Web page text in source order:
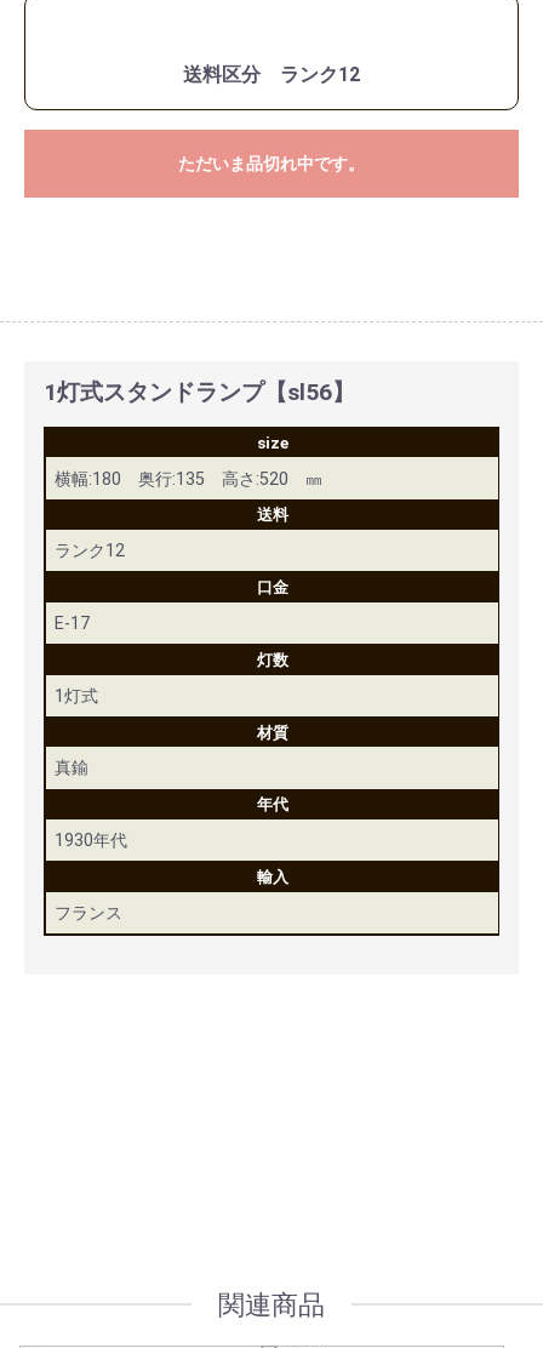
送料区分 ランク12
ただいま品切れ中です。
1灯式スタンドランプ【sl56】
size
横幅:180 奥行:135 高さ:520 ㎜
送料
ランク12
口金
E-17
灯数
1灯式
材質
真鍮
年代
1930年代
輸入
フランス
関連商品